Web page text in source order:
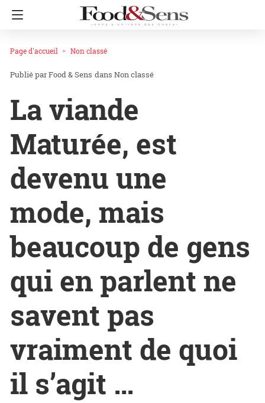
Page d'accueil Non classé
Food & Sens dans Non classé
La viande
Maturée, est
devenu une
mode, mais
beaucoup de gens
qui en parlent ne
savent pas
vraiment de quoi
il s’agit …